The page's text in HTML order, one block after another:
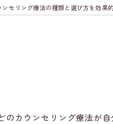
ンセリング療法の種類と選び方を効果
カウンセリング療法が